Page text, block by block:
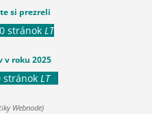
si prezreli
stránok LT
v roku 2025
stránok LT
Webnode)